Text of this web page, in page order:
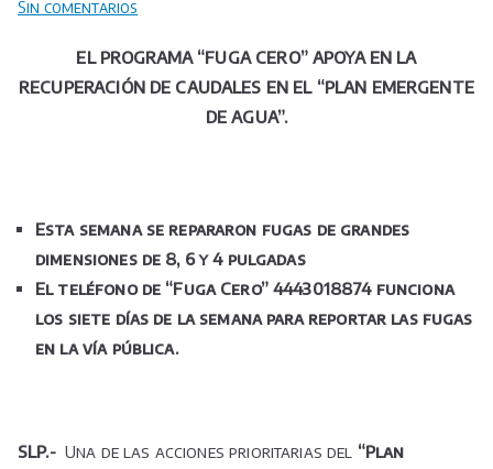
Sin comentarios
PROGRAMA
“FUGA
RECUPERACIÓN
DE
CAUDALES
AGUA”.
EL PROGRAMA “FUGA CERO” APOYA EN LA
RECUPERACIÓN DE CAUDALES EN EL “PLAN EMERGENTE
DE AGUA”.
Esta semana se repararon fugas de grandes
dimensiones de 8, 6 y 4 pulgadas
El teléfono de “Fuga Cero” 4443018874 funciona
los siete días de la semana para reportar las fugas
en la vía pública.
SLP.-Una de las acciones prioritarias del “Plan